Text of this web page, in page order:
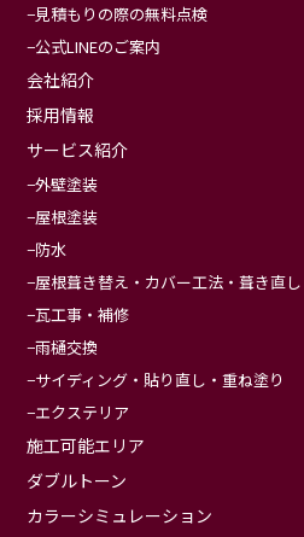
見積もりの際の無料点検
公式LINEのご案内
会社紹介
採用情報
サービス紹介
外壁塗装
屋根塗装
防水
屋根葺き替え・カバー工法・葺き直し
瓦工事・補修
雨樋交換
サイディング・貼り直し・重ね塗り
エクステリア
施工可能エリア
ダブルトーン
カラーシミュレーション